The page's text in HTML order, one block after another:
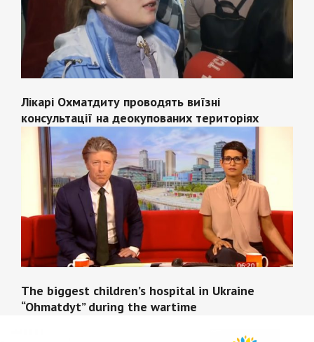
Лікарі Охматдиту проводять виїзні
консультації на деокупованих територіях
The biggest children’s hospital in Ukraine
“Ohmatdyt” during the wartime